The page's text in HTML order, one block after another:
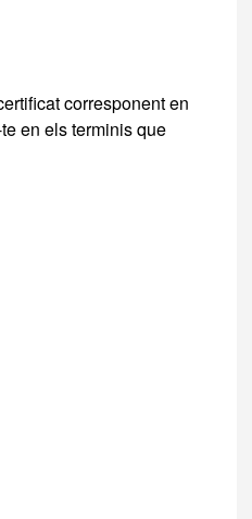
corresponent en
en els terminis que